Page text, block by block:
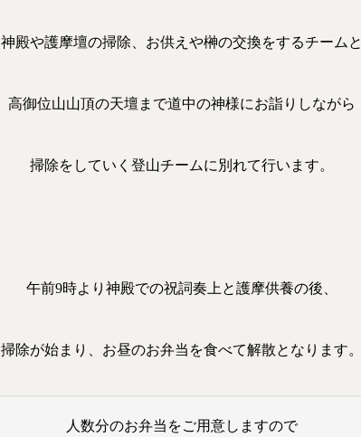
神殿や護摩壇の掃除、お供えや榊の交換をするチームと
高御位山山頂の天壇まで道中の神様にお詣りしながら
掃除をしていく登山チームに別れて行います。
午前9時より神殿での祝詞奏上と護摩供養の後、
掃除が始まり、お昼のお弁当を食べて解散となります。
人数分のお弁当をご用意しますので